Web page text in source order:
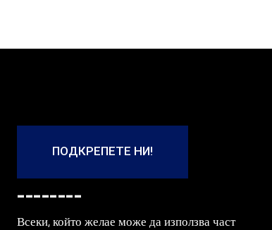
ПОДКРЕПЕТЕ НИ!
--------
Всеки, който желае може да използва част